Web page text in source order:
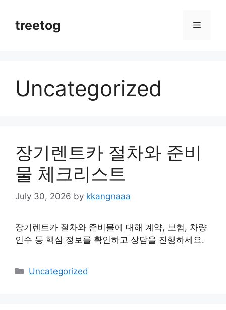
contenttreetog Menu
Uncategorized
장기렌트카 절차와 준비
물 체크리스트
July 30, 2026 by kkangnaaa
장기렌트카 절차와 준비물에 대해 계약, 보험, 차량
인수 등 핵심 정보를 확인하고 상담을 진행하세요.
Categories
Uncategorized